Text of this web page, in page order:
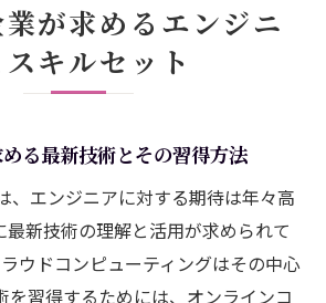
が求めるエンジニ
キルセット
る最新技術とその習得方法
、エンジニアに対する期待は年々高
最新技術の理解と活用が求められて
ウドコンピューティングはその中心
を習得するためには、オンラインコ